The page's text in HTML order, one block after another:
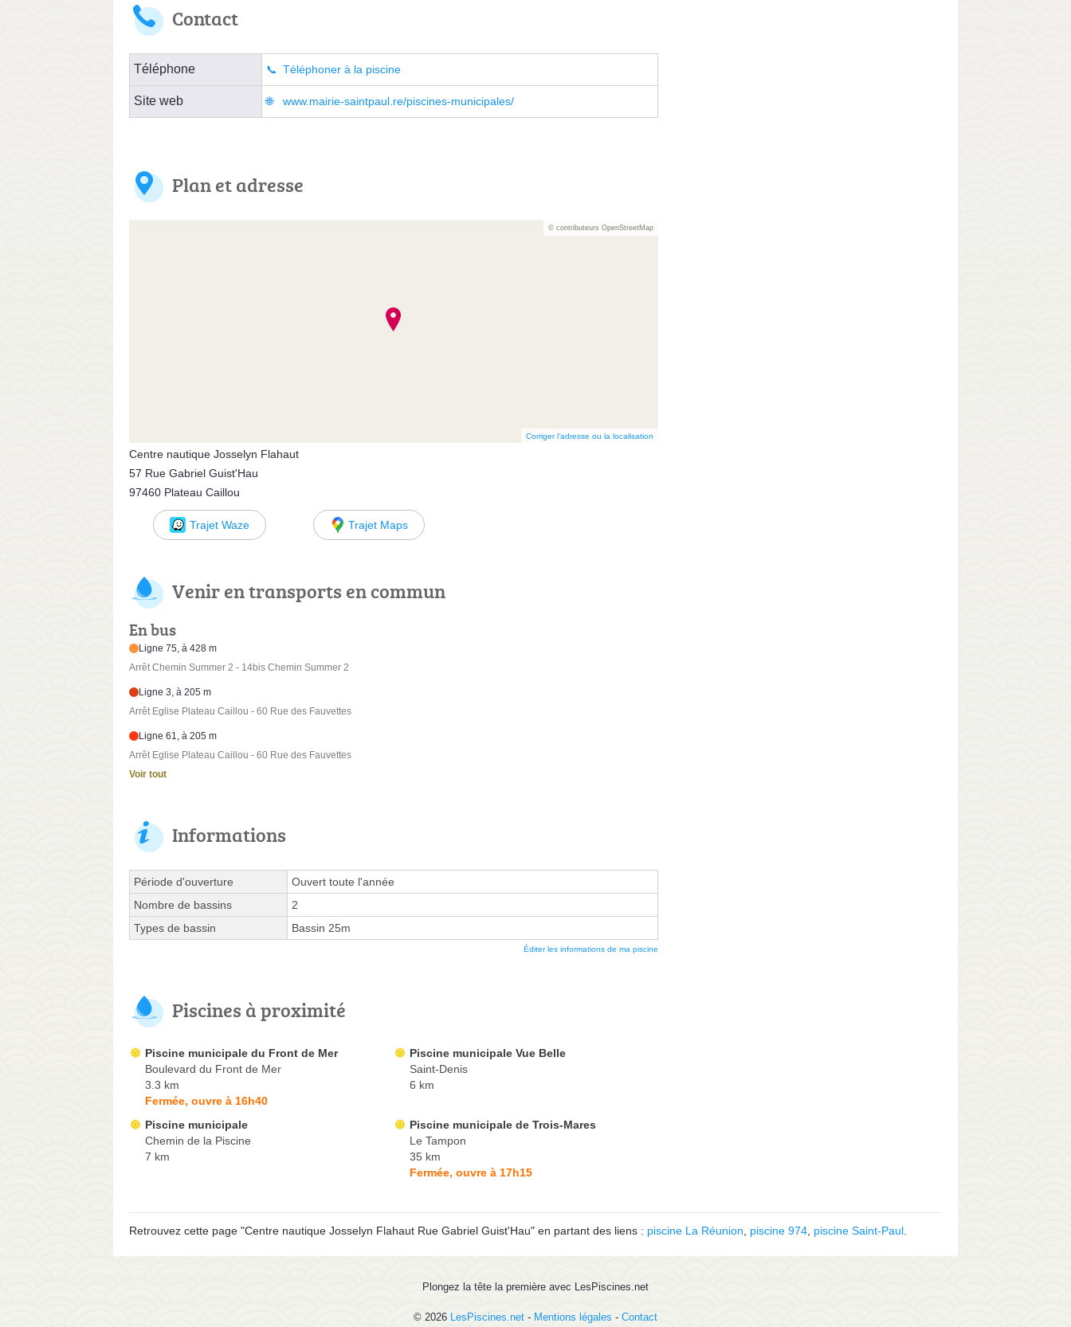
Contact
Téléphone Téléphoner à la piscine
Site web www.mairie-saintpaul.re/piscines-municipales/
Plan et adresse
© contributeurs OpenStreetMap
Corriger l’adresse ou la localisation
Centre nautique Josselyn Flahaut
57 Rue Gabriel Guist'Hau
97460 Plateau Caillou
Trajet Waze Trajet Maps
Venir en transports en commun
En bus
Ligne 75, à 428 m
Arrêt Chemin Summer 2 - 14bis Chemin Summer 2
Ligne 3, à 205 m
Arrêt Eglise Plateau Caillou - 60 Rue des Fauvettes
Ligne 61, à 205 m
Arrêt Eglise Plateau Caillou - 60 Rue des Fauvettes
Voir tout
Informations
Période d'ouverture
Ouvert toute l'année
Nombre de bassins
2
Types de bassin
Bassin 25m
Éditer les informations de ma piscine
Piscines à proximité
Piscine municipale du Front de Mer
Boulevard du Front de Mer
3.3 km
Fermée, ouvre à 16h40
Piscine municipale Vue Belle
Saint-Denis
6 km
Piscine municipale
Chemin de la Piscine
7 km
Piscine municipale de Trois-Mares
Le Tampon
35 km
Fermée, ouvre à 17h15
Retrouvez cette page "Centre nautique Josselyn Flahaut Rue Gabriel Guist'Hau" en partant des liens : piscine La Réunion piscine 974 piscine Saint-Paul
Plongez la tête la première avec LesPiscines.net
© 2026 LesPiscines.net - Mentions légales - Contact